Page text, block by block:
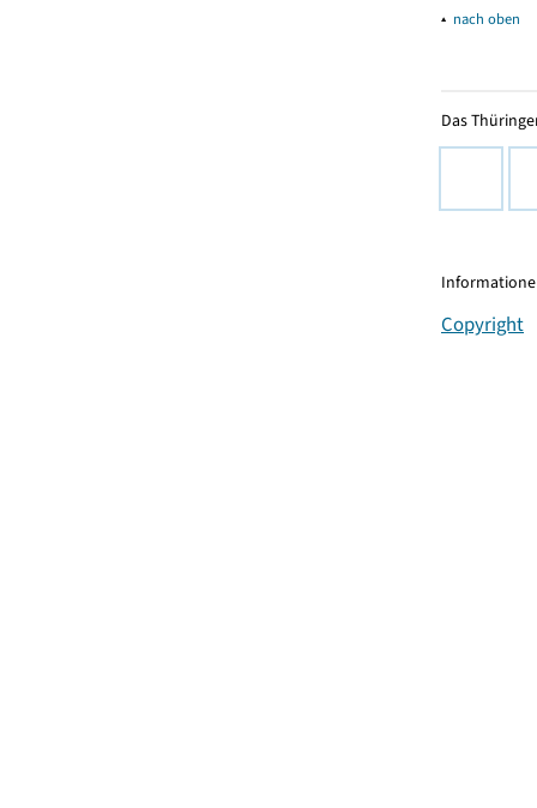
▴ nach oben
Das
Copyright